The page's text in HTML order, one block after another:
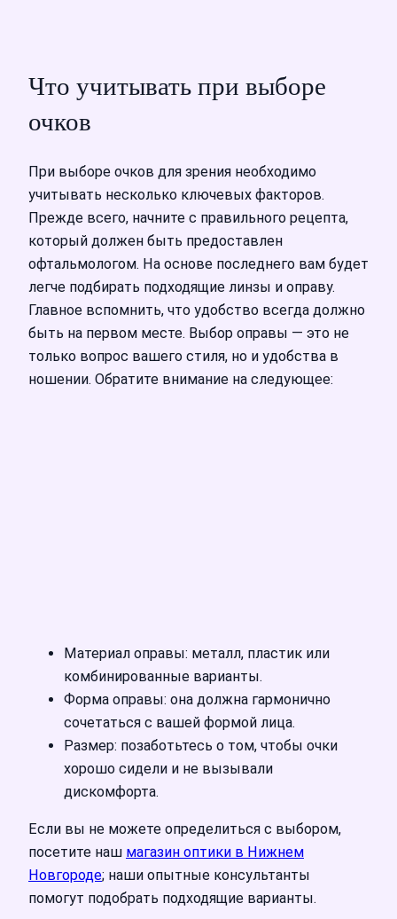
Что учитывать при выборе
очков
При выборе очков для зрения необходимо
учитывать несколько ключевых факторов.
Прежде всего, начните с правильного рецепта,
который должен быть предоставлен
офтальмологом. На основе последнего вам будет
легче подбирать подходящие линзы и оправу.
Главное вспомнить, что удобство всегда должно
быть на первом месте. Выбор оправы — это не
только вопрос вашего стиля, но и удобства в
ношении. Обратите внимание на следующее:
Материал оправы: металл, пластик или
комбинированные варианты.
Форма оправы: она должна гармонично
сочетаться с вашей формой лица.
Размер: позаботьтесь о том, чтобы очки
хорошо сидели и не вызывали
дискомфорта.
Если вы не можете определиться с выбором,
посетите наш магазин оптики в Нижнем
Новгороде; наши опытные консультанты
помогут подобрать подходящие варианты.